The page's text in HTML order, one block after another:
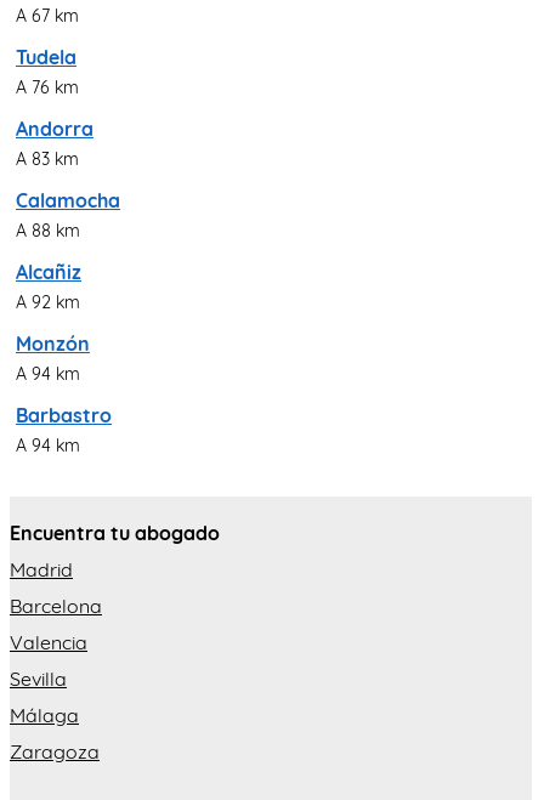
A 67 km
Tudela
A 76 km
Andorra
A 83 km
Calamocha
A 88 km
Alcañiz
A 92 km
Monzón
A 94 km
Barbastro
A 94 km
Encuentra tu abogado
Madrid
Barcelona
Valencia
Sevilla
Málaga
Zaragoza